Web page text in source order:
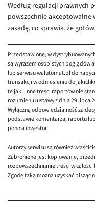
Według regulacji prawnych
powszechnie akceptowalne
zasadę, co sprawia, że
Przedstawione, w
są wyrazem osobistych poglądów
lub serwisu walutomat.pl do
transakcji w odniesieniu do
te jak i inne treści raportów nie
rozumieniu ustawy z dnia 29 lipca
Wyłączną odpowiedzialność za
podstawie komentarza, raportu
ponosi inwestor.
Autorzy serwisu są również
Zabronione jest kopiowanie,
rozpowszechnianie treści w
Zgodę taką można uzyskać pisząc